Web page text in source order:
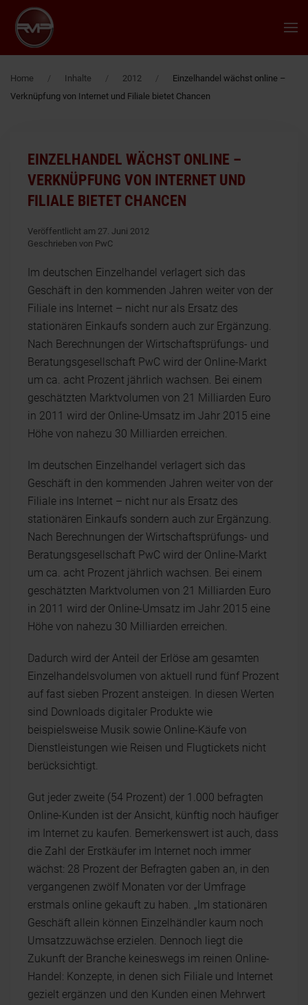
Zum Hauptinhalt springen
Home Inhalte 2012
Einzelhandel wächst online –
Verknüpfung von Internet und Filiale bietet Chancen
EINZELHANDEL WÄCHST ONLINE –
VERKNÜPFUNG VON INTERNET UND
FILIALE BIETET CHANCEN
Veröffentlicht am 27. Juni 2012
Geschrieben von PwC
Im deutschen Einzelhandel verlagert sich das
Geschäft in den kommenden Jahren weiter von der
Filiale ins Internet – nicht nur als Ersatz des
stationären Einkaufs sondern auch zur Ergänzung.
Nach Berechnungen der Wirtschaftsprüfungs- und
Beratungsgesellschaft PwC wird der Online-Markt
um ca. acht Prozent jährlich wachsen. Bei einem
geschätzten Marktvolumen von 21 Milliarden Euro
in 2011 wird der Online-Umsatz im Jahr 2015 eine
Höhe von nahezu 30 Milliarden erreichen.
Im deutschen Einzelhandel verlagert sich das
Geschäft in den kommenden Jahren weiter von der
Filiale ins Internet – nicht nur als Ersatz des
stationären Einkaufs sondern auch zur Ergänzung.
Nach Berechnungen der Wirtschaftsprüfungs- und
Beratungsgesellschaft PwC wird der Online-Markt
um ca. acht Prozent jährlich wachsen. Bei einem
geschätzten Marktvolumen von 21 Milliarden Euro
in 2011 wird der Online-Umsatz im Jahr 2015 eine
Höhe von nahezu 30 Milliarden erreichen.
Dadurch wird der Anteil der Erlöse am gesamten
Einzelhandelsvolumen von aktuell rund fünf Prozent
auf fast sieben Prozent ansteigen. In diesen Werten
sind Downloads digitaler Produkte wie
beispielsweise Musik sowie Online-Käufe von
Dienstleistungen wie Reisen und Flugtickets nicht
berücksichtigt.
Gut jeder zweite (54 Prozent) der 1.000 befragten
Online-Kunden ist der Ansicht, künftig noch häufiger
im Internet zu kaufen. Bemerkenswert ist auch, dass
die Zahl der Erstkäufer im Internet noch immer
wächst: 28 Prozent der Befragten gaben an, in den
vergangenen zwölf Monaten vor der Umfrage
erstmals online gekauft zu haben. „Im stationären
Geschäft allein können Einzelhändler kaum noch
Umsatzzuwächse erzielen. Dennoch liegt die
Zukunft der Branche keineswegs im reinen Online-
Handel: Konzepte, in denen sich Filiale und Internet
gezielt ergänzen und den Kunden einen Mehrwert